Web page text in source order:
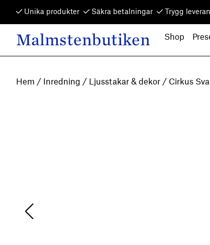
Unika produkter Säkra betalningar Trygg
Main Navigation
Malmstenbutiken Shop
Hem / Inredning / Ljusstakar & dekor / Cirkus